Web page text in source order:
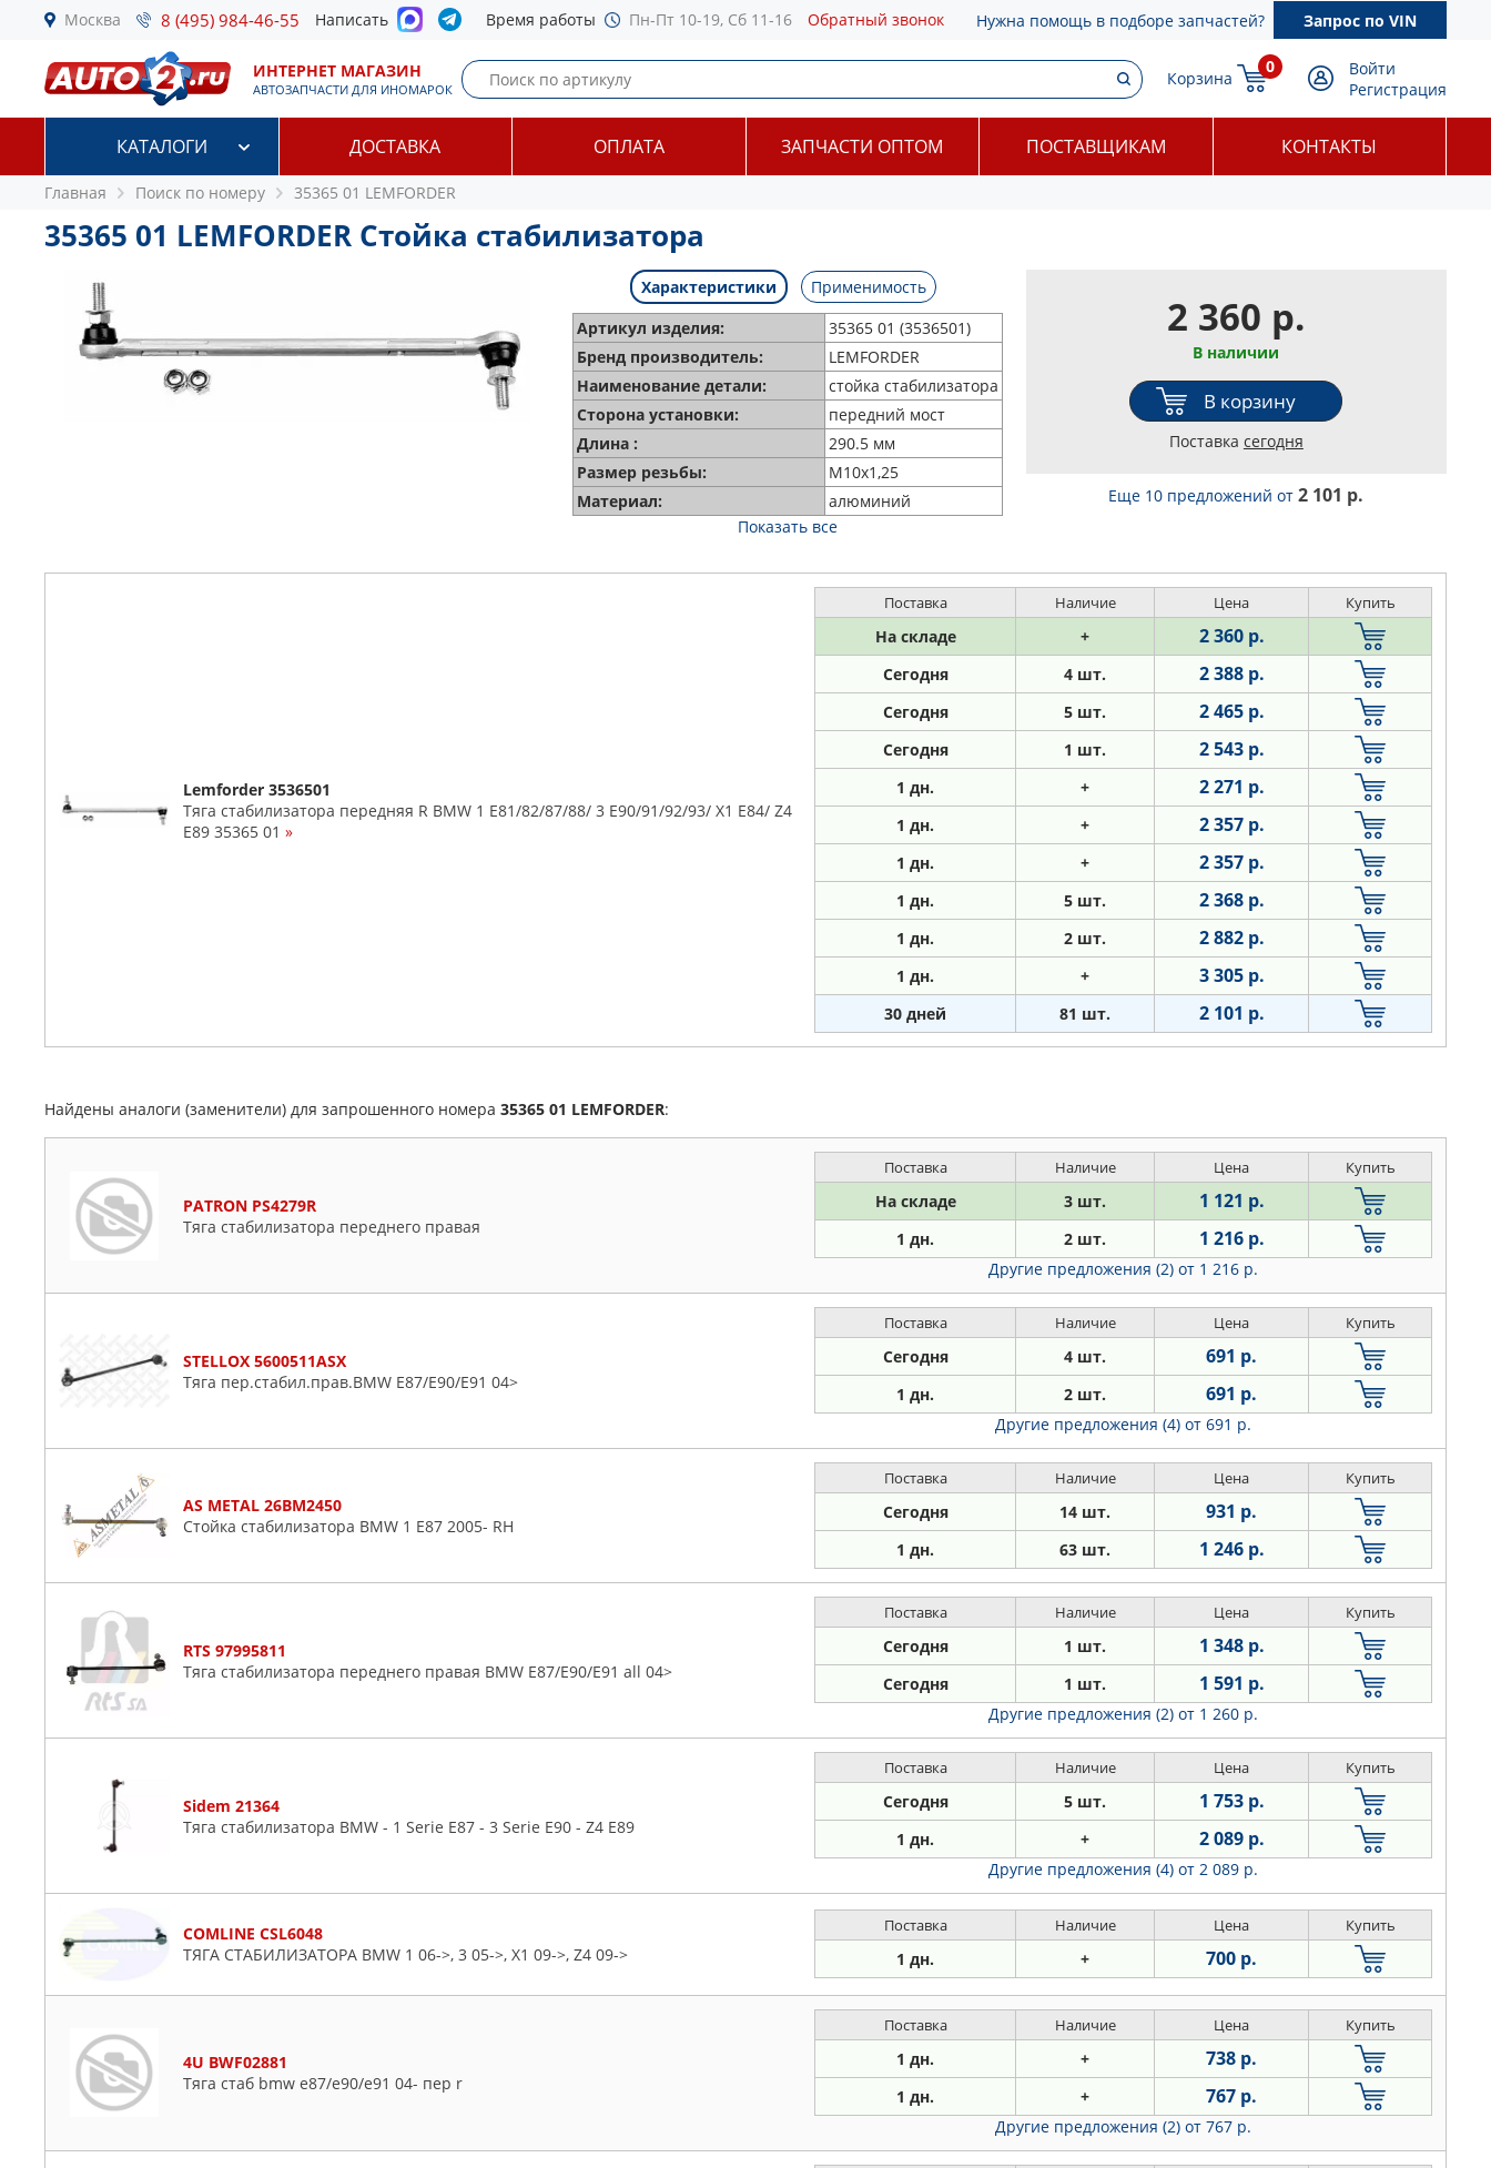
Москва 8 (495) 984-46-55 Написать Время работы Пн-Пт 10-19, Сб 11-16 Обратный звонок Нужна помощь в подборе запчастей? Запрос по VIN
ИНТЕРНЕТ МАГАЗИН
АВТОЗАПЧАСТИ ДЛЯ ИНОМАРОК
Корзина
0
Войти
Регистрация
КАТАЛОГИ ДОСТАВКА ОПЛАТА ЗАПЧАСТИ ОПТОМ ПОСТАВЩИКАМ КОНТАКТЫ
Главная Поиск по номеру 35365 01 LEMFORDER
35365 01 LEMFORDER Стойка стабилизатора
Характеристики
Применимость
Артикул изделия:
35365 01 (3536501)
Бренд производитель:
LEMFORDER
Наименование детали:
стойка стабилизатора
Сторона установки:
передний мост
Длина :
290.5 мм
Размер резьбы:
M10x1,25
Материал:
алюминий
Показать все
2 360 р.
В наличии
В корзину
Поставка сегодня
Еще 10 предложенийот2 101 р.
Lemforder 3536501
Тяга стабилизатора передняя R BMW 1 E81/82/87/88/ 3 E90/91/92/93/ X1 E84/ Z4
E89 35365 01 »
Поставка Наличие Цена Купить
На складе + 2 360 р.
Сегодня 4 шт. 2 388 р.
Сегодня 5 шт. 2 465 р.
Сегодня 1 шт. 2 543 р.
1 дн. + 2 271 р.
1 дн. + 2 357 р.
1 дн. + 2 357 р.
1 дн. 5 шт. 2 368 р.
1 дн. 2 шт. 2 882 р.
1 дн. + 3 305 р.
30 дней 81 шт. 2 101 р.
Найдены аналоги (заменители) для запрошенного номера 35365 01 LEMFORDER:
PATRON PS4279R
Тяга стабилизатора переднего правая
Поставка Наличие Цена Купить
На складе 3 шт. 1 121 р.
1 дн. 2 шт. 1 216 р.
Другие предложения (2) от 1 216 р.
STELLOX 5600511ASX
Тяга пер.стабил.прав.BMW E87/E90/E91 04>
Поставка Наличие Цена Купить
Сегодня 4 шт. 691 р.
1 дн. 2 шт. 691 р.
Другие предложения (4) от 691 р.
AS METAL 26BM2450
Стойка стабилизатора BMW 1 E87 2005- RH
Поставка Наличие Цена Купить
Сегодня 14 шт. 931 р.
1 дн. 63 шт. 1 246 р.
RTS 97995811
Тяга стабилизатора переднего правая BMW E87/E90/E91 all 04>
Поставка Наличие Цена Купить
Сегодня 1 шт. 1 348 р.
Сегодня 1 шт. 1 591 р.
Другие предложения (2) от 1 260 р.
Sidem 21364
Тяга стабилизатора BMW - 1 Serie E87 - 3 Serie E90 - Z4 E89
Поставка Наличие Цена Купить
Сегодня 5 шт. 1 753 р.
1 дн. + 2 089 р.
Другие предложения (4) от 2 089 р.
COMLINE CSL6048
ТЯГА СТАБИЛИЗАТОРА BMW 1 06->, 3 05->, X1 09->, Z4 09->
Поставка Наличие Цена Купить
1 дн. + 700 р.
4U BWF02881
Тяга стаб bmw e87/e90/e91 04- пер r
Поставка Наличие Цена Купить
1 дн. + 738 р.
1 дн. + 767 р.
Другие предложения (2) от 767 р.